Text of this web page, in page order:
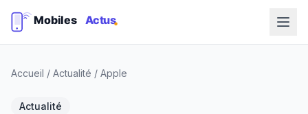
Accueil / Actualité / Apple
Actualité